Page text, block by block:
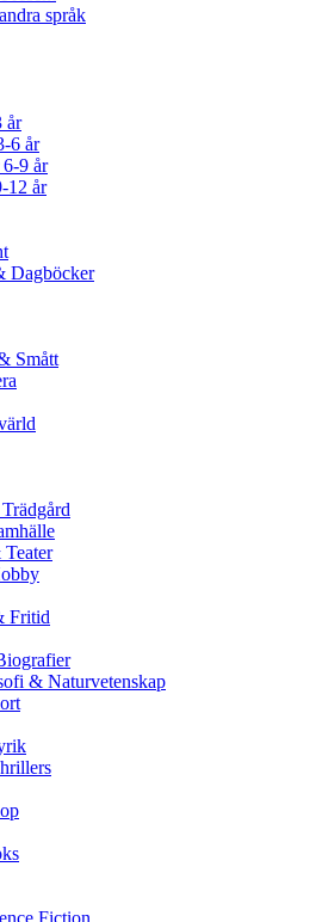
språk
år
6 år
9 år
12 år
Dagböcker
Smått
Fritid
& Naturvetenskap
Fiction